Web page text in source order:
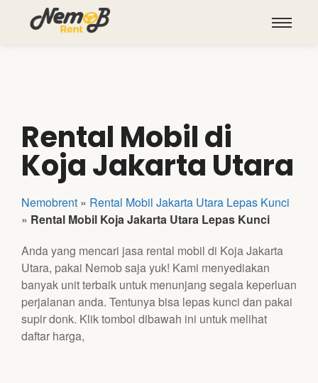
Rental Mobil di
Koja Jakarta Utara
Nemobrent » Rental Mobil Jakarta Utara Lepas Kunci
» Rental Mobil Koja Jakarta Utara Lepas Kunci
Anda yang mencari jasa rental mobil di Koja Jakarta
Utara, pakai Nemob saja yuk! Kami menyediakan
banyak unit terbaik untuk menunjang segala keperluan
perjalanan anda. Tentunya bisa lepas kunci dan pakai
supir donk. Klik tombol dibawah ini untuk melihat
daftar harga,